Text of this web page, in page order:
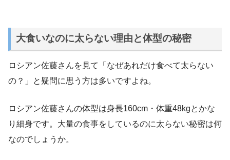
大食いなのに太らない理由と体型の秘密
ロシアン佐藤さんを見て「なぜあれだけ食べて太らない
の？」と疑問に思う方は多いですよね。
ロシアン佐藤さんの体型は身長160cm・体重48kgとかな
り細身です。大量の食事をしているのに太らない秘密は何
なのでしょうか。